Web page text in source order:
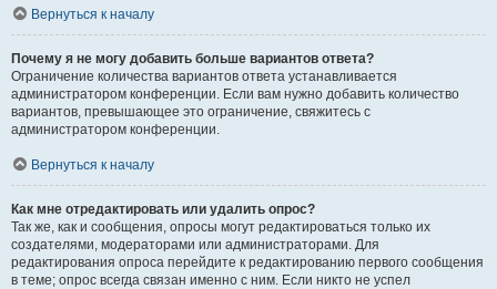
Вернуться к началу
Почему я не могу добавить больше вариантов ответа?
Ограничение количества вариантов ответа устанавливается
администратором конференции. Если вам нужно добавить количество
вариантов, превышающее это ограничение, свяжитесь с
администратором конференции.
Вернуться к началу
Как мне отредактировать или удалить опрос?
Так же, как и сообщения, опросы могут редактироваться только их
создателями, модераторами или администраторами. Для
редактирования опроса перейдите к редактированию первого сообщения
в теме; опрос всегда связан именно с ним. Если никто не успел